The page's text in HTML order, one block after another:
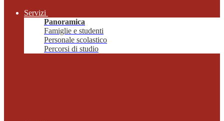
Servizi
Panoramica
Famiglie e studenti
Personale scolastico
Percorsi di studio